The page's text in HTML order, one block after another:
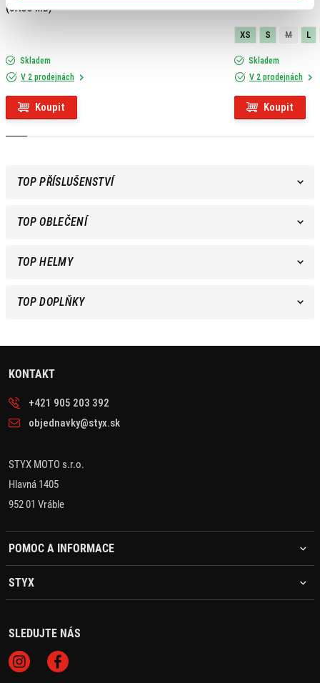
(JASO MB)
Skladem
V 2 prodejnách
Koupit
XS S M L
Skladem
V 2 prodejnách
Koupit
TOP PŘÍSLUŠENSTVÍ
TOP OBLEČENÍ
TOP HELMY
TOP DOPLŇKY
KONTAKT
+421 905 203 392
objednavky@styx.sk
STYX MOTO s.r.o.
Hlavná 1405
952 01 Vráble
POMOC A INFORMACE
STYX
SLEDUJTE NÁS